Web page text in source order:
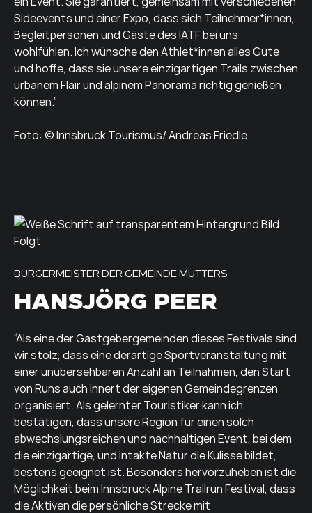
Sideevents und einer Expo, dass sich Teilnehmer*innen,
Begleitpersonen und Gäste des IATF bei uns
wohlfühlen. Ich wünsche den Athlet*innen alles Gute
und hoffe, dass sie unsere einzigartigen Trails zwischen
urbanem Flair und alpinem Panorama richtig genießen
können.”
Foto: © Innsbruck Tourismus/ Andreas Friedle
BÜRGERMEISTER DER GEMEINDE MUTTERS
HANSJÖRG PEER
“Als eine der Gastgebergemeinden dieses Festivals sind
wir stolz, dass eine derartige Sportveranstaltung mit
einer unübersehbaren Anzahl an Teilnahmen, den Start
von Runs auch innert der eigenen Gemeindegrenzen
organisiert. Als gelernter Touristiker kann ich
bestätigen, dass unsere Region für einen solch
abwechslungsreichen und nachhaltigen Event, bei dem
die einzigartige, und intakte Natur die Kulisse bildet,
bestens geeignet ist. Besonders hervorzuheben ist die
Möglichkeit beim Innsbruck Alpine Trailrun Festival, dass
die Aktiven die persönliche Strecke mit